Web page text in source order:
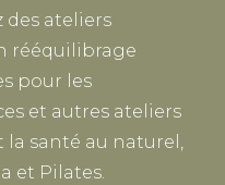
des ateliers
rééquilibrage
pour les
et autres ateliers
la santé au naturel,
et Pilates.